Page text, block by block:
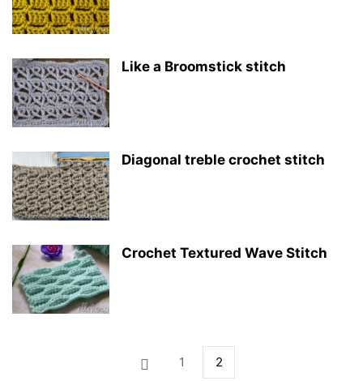
Like a Broomstick stitch
Diagonal treble crochet stitch
Crochet Textured Wave Stitch
1 2